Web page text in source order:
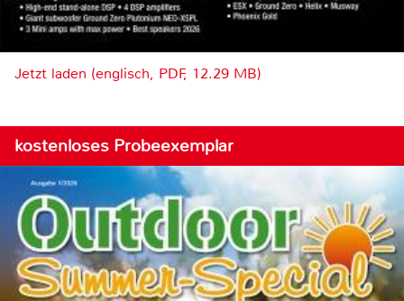
Jetzt laden (englisch, PDF, 12.29 MB)
kostenloses Probeexemplar